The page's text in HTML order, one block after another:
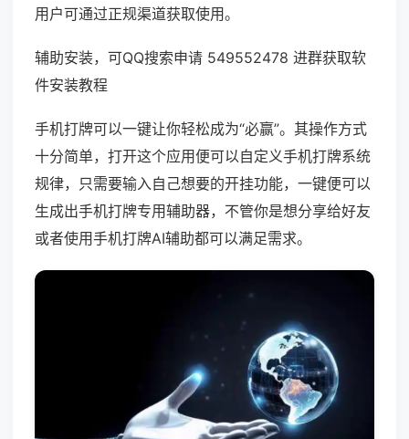
用户可通过正规渠道获取使用。
辅助安装，可QQ搜索申请 549552478 进群获取软
件安装教程
手机打牌可以一键让你轻松成为“必赢”。其操作方式
十分简单，打开这个应用便可以自定义手机打牌系统
规律，只需要输入自己想要的开挂功能，一键便可以
生成出手机打牌专用辅助器，不管你是想分享给好友
或者使用手机打牌AI辅助都可以满足需求。